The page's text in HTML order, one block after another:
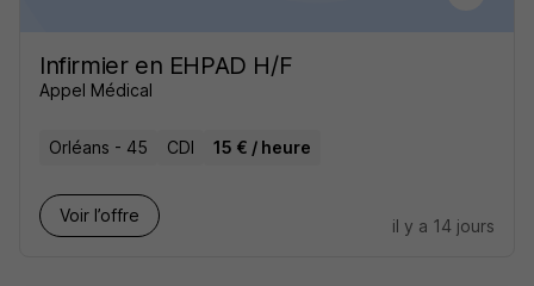
Infirmier en EHPAD H/F
Appel Médical
Orléans - 45 CDI 15 € / heure
Voir l’offre
il y a 14 jours